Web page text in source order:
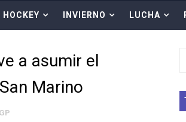
HOCKEY INVIERNO LUCHA
a asumir el
Marino